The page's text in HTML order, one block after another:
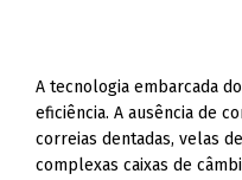
A tecnologia embarcada
eficiência. A ausência de
correias dentadas, velas
complexas caixas de